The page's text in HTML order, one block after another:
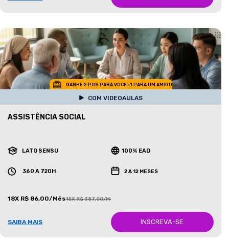
GANHE 2 POS PARA VOCE +1 PARA UM AMIGO
COM VIDEOAULAS
ASSISTÊNCIA SOCIAL
LATO SENSU 100% EAD
360 A 720H 2 A 12 MESES
18X R$ 86,00/Mês18X R$ 387,00/Mês
SAIBA MAIS INSCREVA-SE